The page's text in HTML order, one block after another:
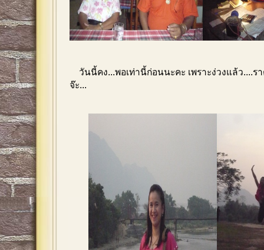
วันนี้คง...พอเท่านี้ก่อนนะคะ เพราะง่วงแล้ว....ร
จ๊ะ...